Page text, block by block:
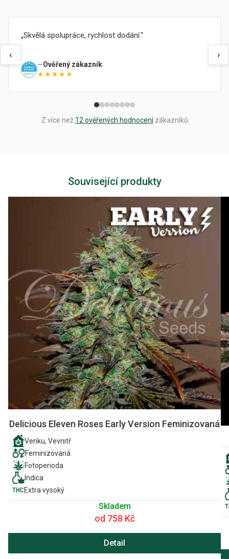
‹
Skvělá spolupráce, rychlost dodání.
Ověřený zákazník
★★★★★
›
Z více než 12 ověřených hodnocenízákazníků
Související produkty
Delicious Eleven Roses Early Version Feminizovaná
Venku, Vevnitř
Feminizovaná
Fotoperioda
Indica
Extra vysoký
Skladem
od 758 Kč
Detail